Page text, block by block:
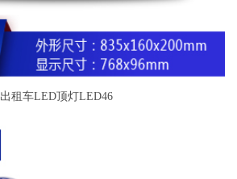
出租车LED顶灯LED46